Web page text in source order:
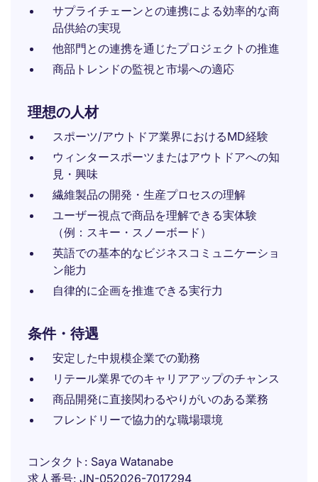
サプライチェーンとの連携による効率的な商
品供給の実現
他部門との連携を通じたプロジェクトの推進
商品トレンドの監視と市場への適応
理想の人材
スポーツ/アウトドア業界におけるMD経験
ウィンタースポーツまたはアウトドアへの知
見・興味
繊維製品の開発・生産プロセスの理解
ユーザー視点で商品を理解できる実体験
（例：スキー・スノーボード）
英語での基本的なビジネスコミュニケーショ
ン能力
自律的に企画を推進できる実行力
条件・待遇
安定した中規模企業での勤務
リテール業界でのキャリアアップのチャンス
商品開発に直接関わるやりがいのある業務
フレンドリーで協力的な職場環境
コンタクト
Saya Watanabe
求人番号 JN-052026-7017294